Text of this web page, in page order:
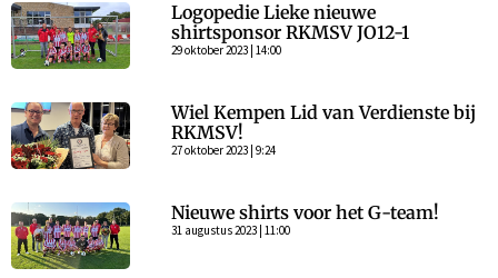
Logopedie Lieke nieuwe
shirtsponsor RKMSV JO12-1
29 oktober 2023 | 14:00
Wiel Kempen Lid van Verdienste bij
RKMSV!
27 oktober 2023 | 9:24
Nieuwe shirts voor het G-team!
31 augustus 2023 | 11:00